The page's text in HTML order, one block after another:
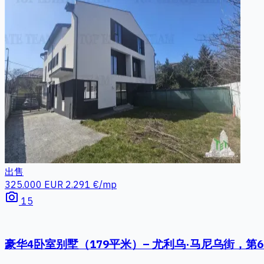
出售
325.000 EUR 2.291 €/mp
photo_camera 15
豪华4卧室别墅（179平米）– 尤利乌·马尼乌街，第